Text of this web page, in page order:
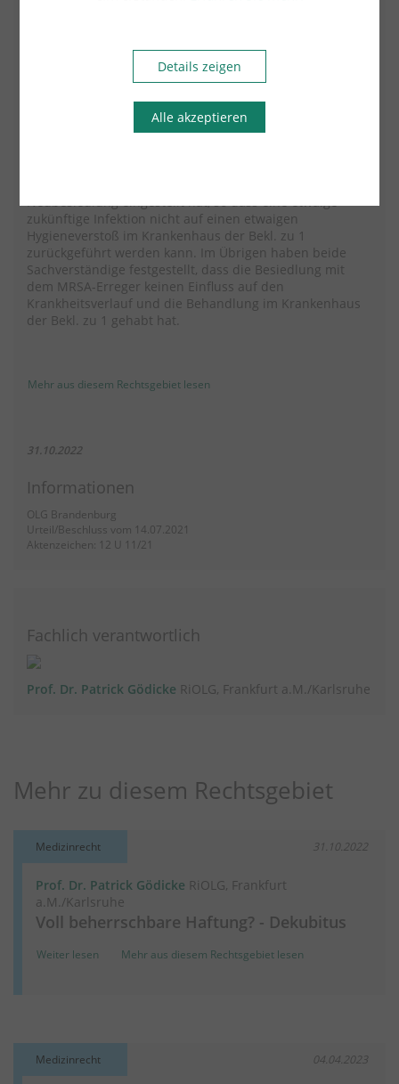
kolonisiert. Einer solchen Besiedlung kommt per se keine
pathogene Bedeutung zu. Zwar kann durch
Staphylococcus aureus unter bestimmten
Voraussetzungen eine Vielzahl von Infektionen
hervorgerufen werden. Derartige Infektionen sind beim
Kl. jedoch nicht aufgetreten. Selbst wenn in Zukunft
zukünftige Infektion nicht auf einen etwaigen
Hygieneverstoß im Krankenhaus der Bekl. zu 1
zurückgeführt werden kann. Im Übrigen haben beide
Sachverständige festgestellt, dass die Besiedlung mit
dem MRSA-Erreger keinen Einfluss auf den
Krankheitsverlauf und die Behandlung im Krankenhaus
der Bekl. zu 1 gehabt hat.
Mehr aus diesem Rechtsgebiet lesen
31.10.2022
Informationen
OLG Brandenburg
Urteil/Beschluss vom 14.07.2021
Aktenzeichen: 12 U 11/21
Fachlich verantwortlich
Prof. Dr. Patrick Gödicke RiOLG, Frankfurt a.M./Karlsruhe
Mehr zu diesem Rechtsgebiet
Medizinrecht 31.10.2022
Prof. Dr. Patrick Gödicke RiOLG, Frankfurt
a.M./Karlsruhe
Voll beherrschbare Haftung? - Dekubitus
Weiter lesen Mehr aus diesem Rechtsgebiet lesen
Medizinrecht 04.04.2023
Details zeigen
Alle akzeptieren